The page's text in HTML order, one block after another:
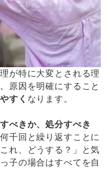
が特に大変とされる理
原因を明確にすること
すく なります。
すべきか、処分すべき
千回と繰り返すことに
れ、どうする？」と気
子の場合はすべてを自